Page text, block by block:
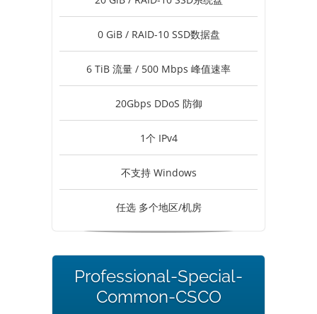
0 GiB / RAID-10 SSD数据盘
6 TiB 流量 / 500 Mbps 峰值速率
20Gbps DDoS 防御
1个 IPv4
不支持 Windows
任选 多个地区/机房
Professional-Special-
Common-CSCO